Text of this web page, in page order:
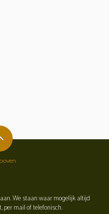
We staan waar mogelijk altijd
per mail of telefonisch.